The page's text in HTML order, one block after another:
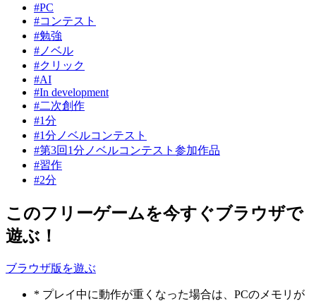
#PC
#コンテスト
#勉強
#ノベル
#クリック
#AI
#In development
#二次創作
#1分
#1分ノベルコンテスト
#第3回1分ノベルコンテスト参加作品
#習作
#2分
このフリーゲームを今すぐブラウザで
遊ぶ！
ブラウザ版を遊ぶ
* プレイ中に動作が重くなった場合は、PCのメモリが